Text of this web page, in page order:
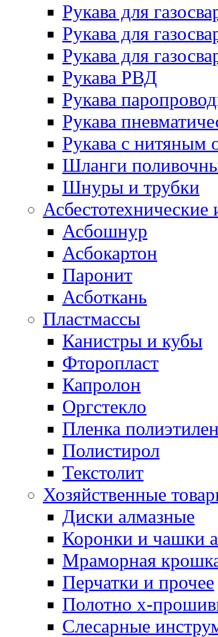
Рукава для
Рукава для
Рукава для
Рукава РВД
Рукава
Рукава
Рукава с нитяным
Шланги
Шнуры и трубки
Асбестотехнические
Асбошнур
Асбокартон
Паронит
Асботкань
Пластмассы
Канистры и кубы
Фторопласт
Капролон
Оргстекло
Пленка
Полистирол
Текстолит
Хозяйственные
Диски алмазные
Коронки и чашки
Мраморная
Перчатки и прочее
Полотно х-
Слесарные